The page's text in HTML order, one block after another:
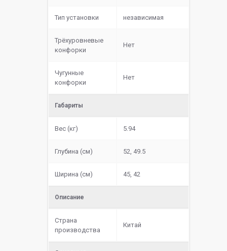
Тип установки независимая
Трёхуровневые
конфорки
Нет
Чугунные
конфорки
Нет
Габариты
Вес (кг) 5.94
Глубина (см) 52, 49.5
Ширина (см) 45, 42
Описание
Страна
производства
Китай